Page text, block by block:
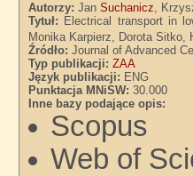
Autorzy:JanSuchanicz,
Tytuł: Electrical transport in
Monika Karpierz, Dorota
Źródło:Journal of Advanced
Typ publikacji:ZAA
Język publikacji: ENG
Punktacja MNiSW:30.000
Inne bazy podające opis:
Scopus
Web of